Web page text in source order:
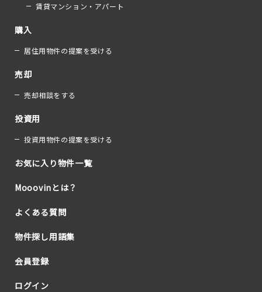
賃貸マンション・アパート
購入
居住用物件の提案を受ける
売却
売却相談をする
投資用
投資用物件の提案を受ける
お気に入り物件一覧
Mooovinとは？
よくある質問
物件探し用語集
会員登録
ログイン